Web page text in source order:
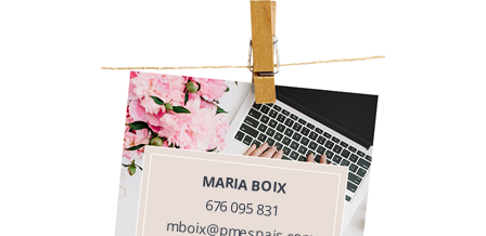
MARIA BOIX
676 095 831